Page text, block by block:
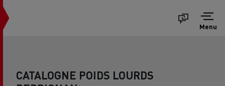
Menu
CATALOGNE POIDS LOURDS